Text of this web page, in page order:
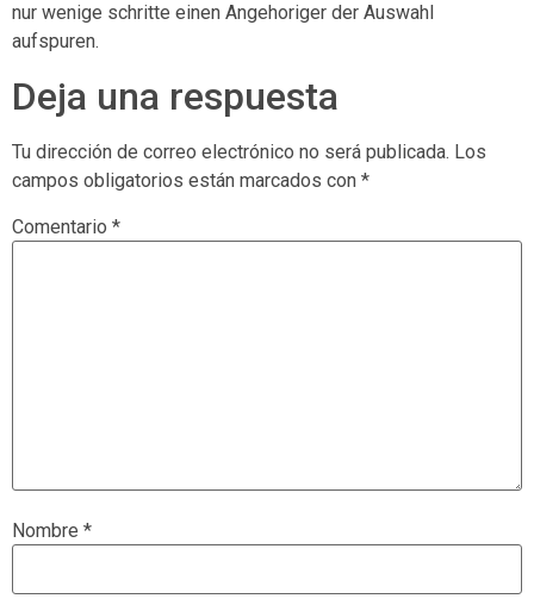
nur wenige schritte einen Angehoriger der Auswahl
aufspuren.
Deja una respuesta
Tu dirección de correo electrónico no será publicada. Los
campos obligatorios están marcados con *
Comentario *
Nombre *